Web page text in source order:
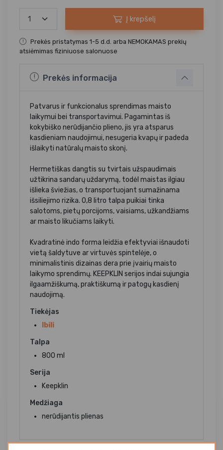
Į krepšelį
Prekės pristatymas 1-5 d.d. arba NEMOKAMAS prekių
atsiėmimas fiziniuose salonuose
Prekės informacija
Patvarus ir funkcionalus sprendimas maisto
laikymui bei transportavimui. Pagamintas iš
kokybiško nerūdijančio plieno, jis yra atsparus
kasdieniam naudojimui, nesugeria kvapų ir padeda
išlaikyti natūralų maisto skonį.
Hermetiškas dangtis su tvirtais užspaudimais
užtikrina sandarų uždarymą, todėl maistas ilgiau
išlieka šviežias, o transportuojant sumažinama
išsiliejimo rizika. 0,8 litro talpa puikiai tinka
salotoms, pietų porcijoms, vaisiams, užkandžiams
ar maisto likučiams laikyti.
Kvadratinė indo forma leidžia efektyviai išnaudoti
vietą šaldytuve ar virtuvės spintelėje, o
minimalistinis dizainas dera prie įvairių maisto
laikymo sprendimų. KEEPKLIN serijos indai sujungia
ilgaamžiškumą, praktiškumą ir patogų kasdienį
naudojimą.
Tiekėjas
Ibili
Talpa
800 ml
Serija
Keepklin
Medžiaga
nerūdijantis plienas